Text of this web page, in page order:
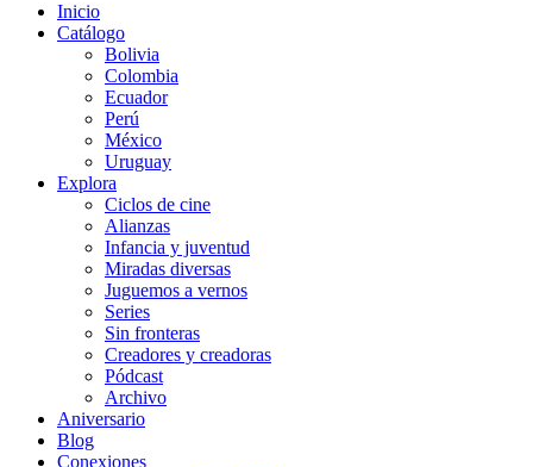
Inicio
Catálogo
Bolivia
Colombia
Ecuador
Perú
México
Uruguay
Explora
Ciclos de cine
Alianzas
Infancia y juventud
Miradas diversas
Juguemos a vernos
Series
Sin fronteras
Creadores y creadoras
Pódcast
Archivo
Aniversario
Blog
Conexiones